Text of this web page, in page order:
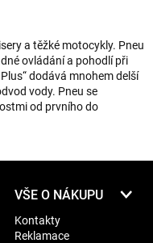
a těžké motocykly. Pneu
ovládání a pohodlí při
dodává mnohem delší
vody. Pneu se
od prvního do
VŠE O NÁKUPU
Kontakty
Reklamace